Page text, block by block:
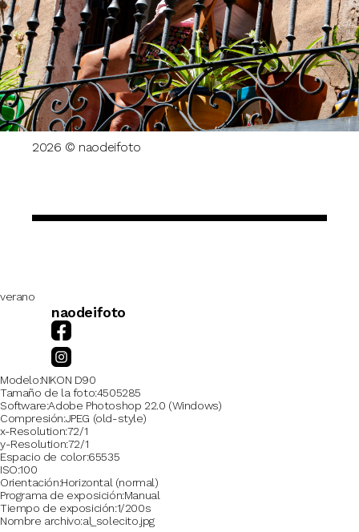
2026 © naodeifoto
verano
naodeifoto
Modelo NIKON D90
Tamaño de la foto4505285
Software Adobe Photoshop 22.0 (Windows)
Compresión JPEG (old-style)
x-Resolution72/1
y-Resolution72/1
Espacio de color65535
ISO 100
Orientación Horizontal (normal)
Programa de exposiciónManual
Tiempo de exposición 1/200s
Nombre archivo al_solecito.jpg